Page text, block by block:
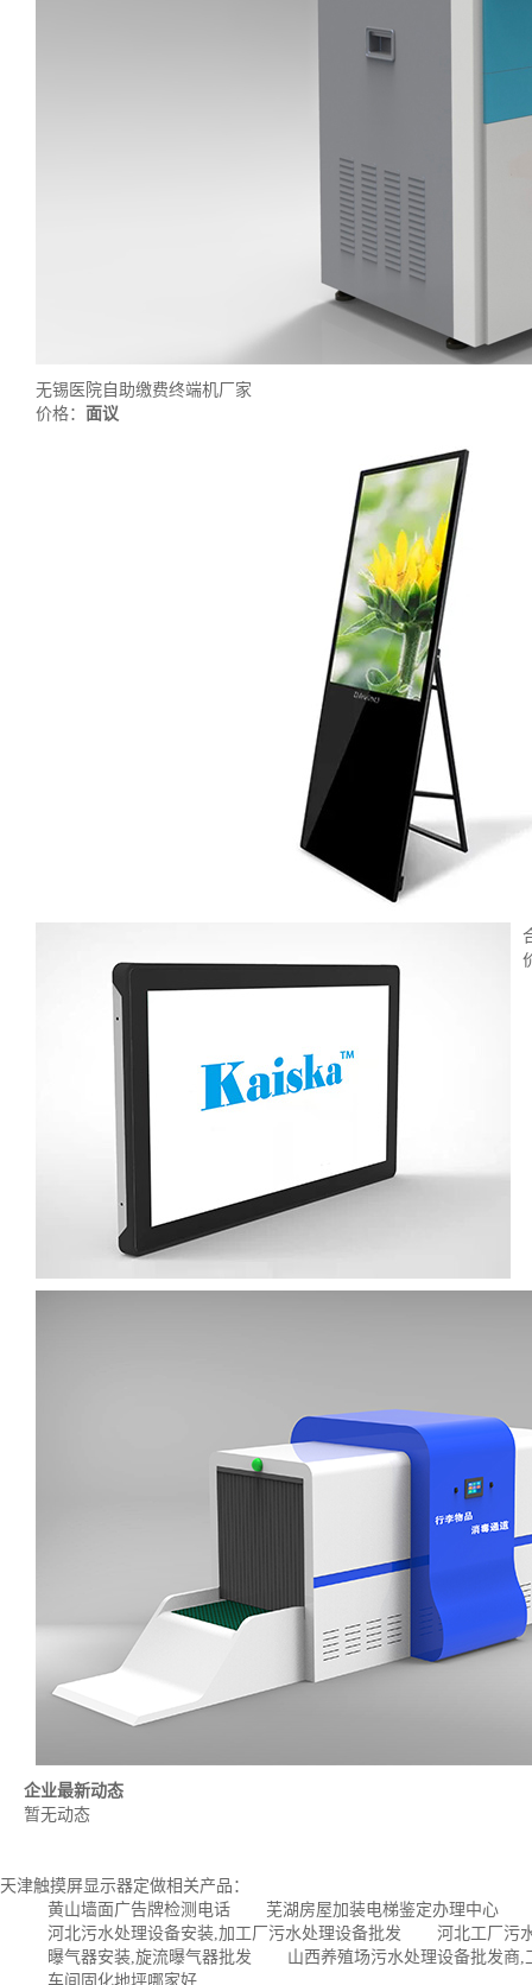
无锡医院自助缴费终端机厂家
价格： 面议
企业最新动态
暂无动态
天津触摸屏显示器定做相关产品：
黄山墙面广告牌检测电话
芜湖房屋加装电梯鉴定办理中心
河北污水处理设备安装,加工厂污水处理设备批发
河北工厂污
曝气器安装,旋流曝气器批发
山西养殖场污水处理设备批发商
车间固化地坪哪家好